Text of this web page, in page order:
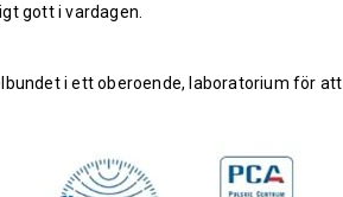
gott i vardagen.
i ett oberoende, laboratorium för att